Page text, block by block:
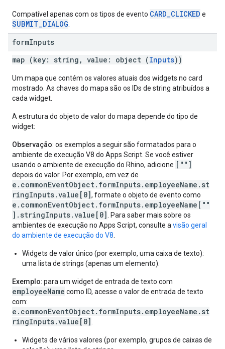
Compatível apenas com os tipos de evento CARD_CLICKED e
SUBMIT_DIALOG
formInputs
map (key: string, value: object (Inputs))
Um mapa que contém os valores atuais dos widgets no card
mostrado. As chaves do mapa são os IDs de string atribuídos a
cada widget.
A estrutura do objeto de valor do mapa depende do tipo de
widget:
Observação: os exemplos a seguir são formatados para o
ambiente de execução V8 do Apps Script. Se você estiver
usando o ambiente de execução do Rhino, adicione [""]
depois do valor. Por exemplo, em vez de
e.commonEventObject.formInputs.employeeName.st
ringInputs.value[0], formate o objeto de evento como
e.commonEventObject.formInputs.employeeName[""
].stringInputs.value[0]
. Para saber mais sobre os
ambientes de execução no Apps Script, consulte a visão geral
do ambiente de execução do V8
Widgets de valor único (por exemplo, uma caixa de texto):
uma lista de strings (apenas um elemento).
Exemplo: para um widget de entrada de texto com
employeeName como ID, acesse o valor de entrada de texto
com:
e.commonEventObject.formInputs.employeeName.st
ringInputs.value[0]
Widgets de vários valores (por exemplo, grupos de caixas de